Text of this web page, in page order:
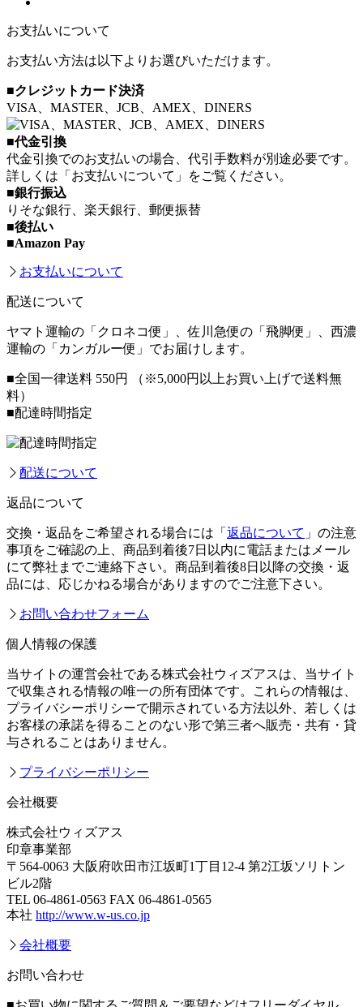
お支払いについて
お支払い方法は以下よりお選びいただけます。
■クレジットカード決済
VISA、MASTER、JCB、AMEX、DINERS
■代金引換
代金引換でのお支払いの場合、代引手数料が別途必要です。
詳しくは「お支払いについて」をご覧ください。
■銀行振込
りそな銀行、楽天銀行、郵便振替
■後払い
■Amazon Pay
お支払いについて
配送について
ヤマト運輸の「クロネコ便」、佐川急便の「飛脚便」、西濃
運輸の「カンガルー便」でお届けします。
■全国一律送料 550円
（※5,000円以上お買い上げで送料無
料）
■配達時間指定
配送について
返品について
交換・返品をご希望される場合には「 返品について 」の注意
事項をご確認の上、商品到着後7日以内に電話またはメール
にて弊社までご連絡下さい。商品到着後8日以降の交換・返
品には、応じかねる場合がありますのでご注意下さい。
お問い合わせフォーム
個人情報の保護
当サイトの運営会社である株式会社ウィズアスは、当サイト
で収集される情報の唯一の所有団体です。これらの情報は、
プライバシーポリシーで開示されている方法以外、若しくは
お客様の承諾を得ることのない形で第三者へ販売・共有・貸
与されることはありません。
プライバシーポリシー
会社概要
株式会社ウィズアス
印章事業部
〒564-0063 大阪府吹田市江坂町1丁目12-4 第2江坂ソリトン
ビル2階
TEL 06-4861-0563 FAX 06-4861-0565
本社 http://www.w-us.co.jp
会社概要
お問い合わせ